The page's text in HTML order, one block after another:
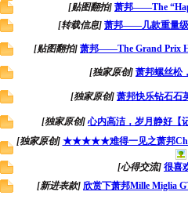
[贴图翻拍] 萧邦——The
[转载信息] 萧邦——几款重量级
[贴图翻拍] 萧邦——The Grand Prix
[独家原创] 萧邦螺丝松
[独家原创] 萧邦快乐钻石石
[独家原创] 心内高洁，岁月静好【
[独家原创] ★★★★★难得一见之萧邦
[心得交流] 很喜
[新进表款] 欣赏下萧邦Mille Miglia